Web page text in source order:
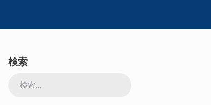
検索